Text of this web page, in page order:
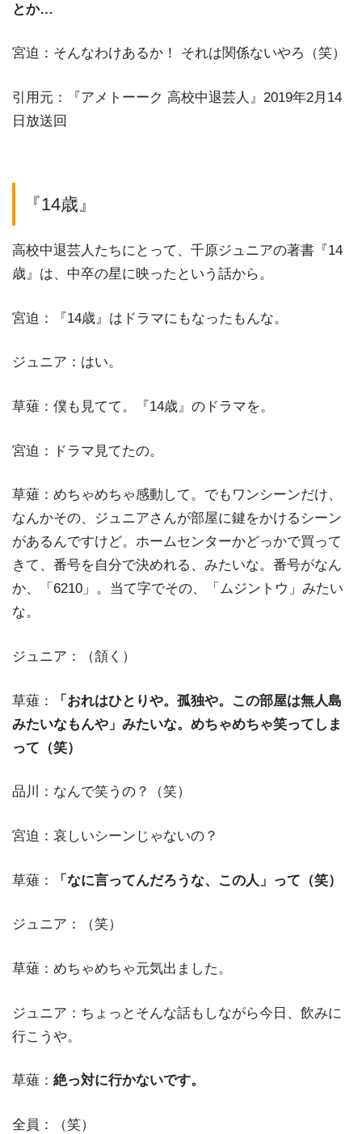
とか…
宮迫：そんなわけあるか！ それは関係ないやろ（笑）
引用元：『アメトーーク 高校中退芸人』2019年2月14
日放送回
『14歳』
高校中退芸人たちにとって、千原ジュニアの著書『14
歳』は、中卒の星に映ったという話から。
宮迫：『14歳』はドラマにもなったもんな。
ジュニア：はい。
草薙：僕も見てて。『14歳』のドラマを。
宮迫：ドラマ見てたの。
草薙：めちゃめちゃ感動して。でもワンシーンだけ、
なんかその、ジュニアさんが部屋に鍵をかけるシーン
があるんですけど。ホームセンターかどっかで買って
きて、番号を自分で決めれる、みたいな。番号がなん
か、「6210」。当て字でその、「ムジントウ」みたい
な。
ジュニア：（頷く）
草薙：
「おれはひとりや。孤独や。この部屋は無人島
みたいなもんや」みたいな。めちゃめちゃ笑ってしま
って（笑）
品川：なんで笑うの？（笑）
宮迫：哀しいシーンじゃないの？
草薙： 「なに言ってんだろうな、この人」って（笑）
ジュニア：（笑）
草薙：めちゃめちゃ元気出ました。
ジュニア：ちょっとそんな話もしながら今日、飲みに
行こうや。
草薙： 絶っ対に行かないです。
全員：（笑）